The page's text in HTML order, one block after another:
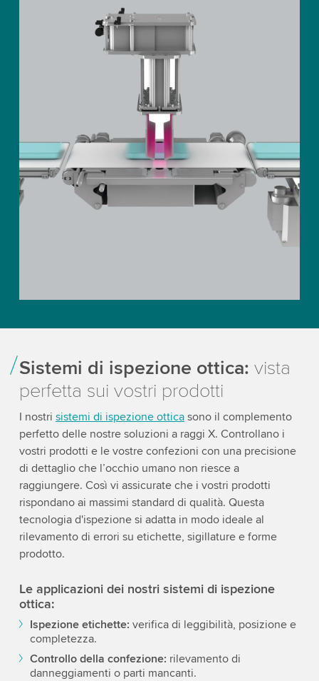
Sistemi di ispezione ottica: vista
perfetta sui vostri prodotti
I nostri sistemi di ispezione otticasono il complemento
perfetto delle nostre soluzioni a raggi X. Controllano i
vostri prodotti e le vostre confezioni con una precisione
di dettaglio che l’occhio umano non riesce a
raggiungere. Così vi assicurate che i vostri prodotti
rispondano ai massimi standard di qualità. Questa
tecnologia d'ispezione si adatta in modo ideale al
rilevamento di errori su etichette, sigillature e forme
prodotto.
Le applicazioni dei nostri sistemi di ispezione
ottica:
Ispezione etichette: verifica di leggibilità, posizione e
completezza.
Controllo della confezione: rilevamento di
danneggiamenti o parti mancanti.